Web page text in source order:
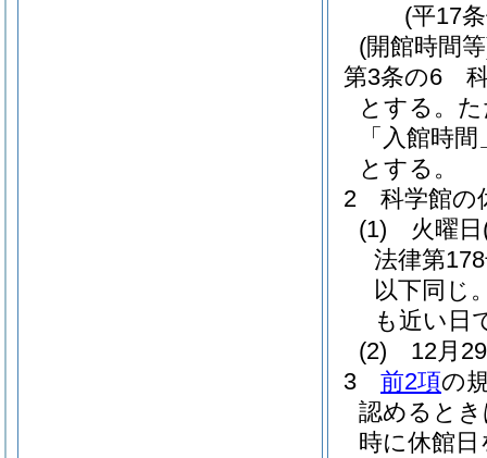
(平17
(開館時間
第3条の6
とする。
「入館時
とする。
2
科学館の
(1)
火曜日
法律第
以下同じ
も近い日
(2)
12月
3
前2項の
認めると
時に休館